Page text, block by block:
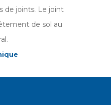
de joints. Le joint
de sol au